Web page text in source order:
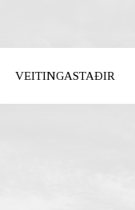
VEITINGASTAÐIR